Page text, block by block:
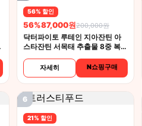
56% 할인
56%87,000원200,000원
닥터파이토 루테인 지아잔틴 아
스타잔틴 서목태 추출물 8중 복합
자세히 N쇼핑구매
6
21% 할인